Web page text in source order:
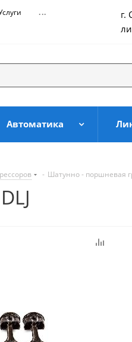
...
г.
Автоматика
- Шатунно - поршневая